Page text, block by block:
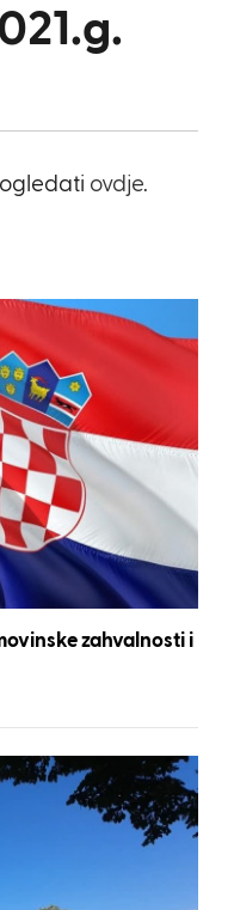
ovdje.
zahvalnosti i